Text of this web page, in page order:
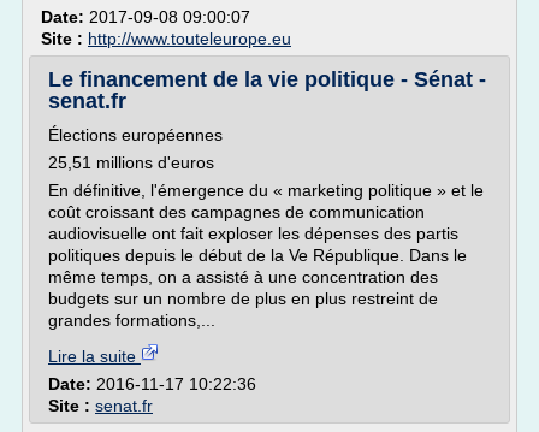
Date: 2017-09-08 09:00:07
Site : http://www.touteleurope.eu
Le financement de la vie politique - Sénat -
senat.fr
Élections européennes
25,51 millions d'euros
En définitive, l'émergence du « marketing politique » et le
coût croissant des campagnes de communication
audiovisuelle ont fait exploser les dépenses des partis
politiques depuis le début de la Ve République. Dans le
même temps, on a assisté à une concentration des
budgets sur un nombre de plus en plus restreint de
grandes formations,...
Lire la suite
Date: 2016-11-17 10:22:36
Site : senat.fr